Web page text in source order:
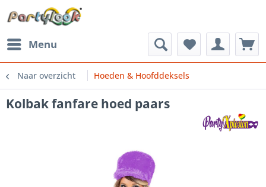
Menu
Naar overzicht Hoeden & Hoofddeksels
Kolbak fanfare hoed paars